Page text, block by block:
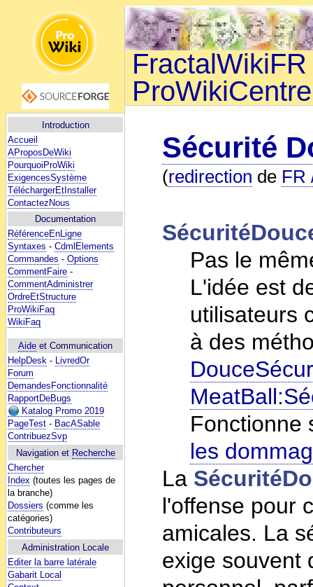
Introduction
Accueil
AProposDeWiki
PourquoiProWiki
ExigencesSystème
TéléchargerEtInstaller
ContactezNous
Documentation
RéférenceEnLigne
Syntaxes - CdmlElements
Commandes - Options
CommentFaire -
CommentAdministrer
OrdreEtStructure
ProWikiFaq
WikiFaq
Aide et Communication
HelpDesk - LivredOr
Forum
DemandesFonctionnalité
RapportDeBugs
Katalog Promo 2019
PageTest - BacASable
ContribuezSvp
Navigation et Recherche
Chercher
Index (toutes les pages de
la branche)
Dossiers (comme les
catégories)
Contributeurs
Administration Locale
Editer la barre latérale
Gabarit Local
FractalWikiFR
ProWikiCentre
Sécurité
(redirection de FR
Pas le
L'idée est
utilisateurs
à des
Fonctionne
les
La
l'offense pour
amicales. La
exige souvent